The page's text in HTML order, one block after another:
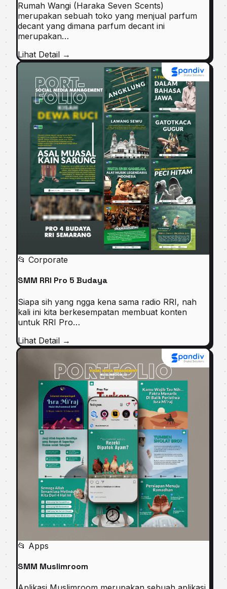
Rumah Wangi (Haraka Seven Scents)
merupakan sebuah toko yang menjual parfum
decant yang dimana parfum decant ini
merupakan…
Lihat Detail →
📂 Corporate
SMM RRI Pro 5 Budaya
Siapa sih yang ngga kena sama radio RRI, nah
kali ini kita berkesempatan membuat konten
untuk RRI Pro…
Lihat Detail →
📂 Apps
SMM Muslimroom